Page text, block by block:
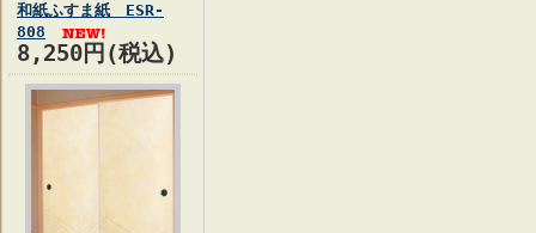
和紙ふすま紙 ESR-
808
8,250円(税込)